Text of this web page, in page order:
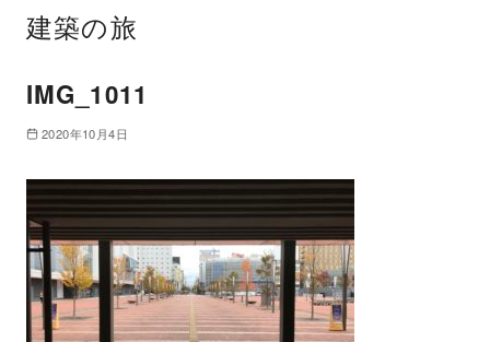
建築の旅
IMG_1011
2020年10月4日